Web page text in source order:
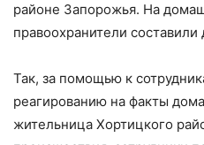
районе Запорожья. На
правоохранители
Так, за помощью к
реагированию на факты
жительница Хортицкого